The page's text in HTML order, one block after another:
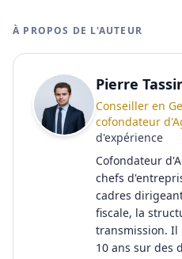
À PROPOS DE L'AUTEUR
Pierre
Conseiller en
cofondateur
d'expérience
Cofondateur
chefs
cadres
fiscale, la
transmission.
10 ans sur des